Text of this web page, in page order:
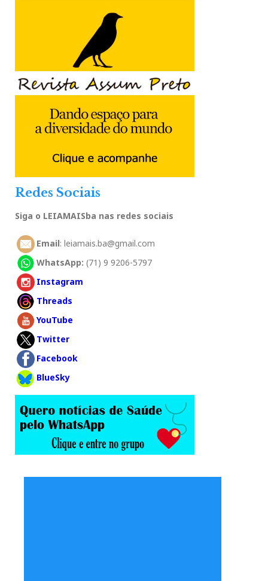
Redes Sociais
Siga o LEIAMAISba nas redes sociais
Email: leiamais.ba@gmail.com
WhatsApp: (71) 9 9206-5797
Instagram
Threads
YouTube
Twitter
Facebook
BlueSky